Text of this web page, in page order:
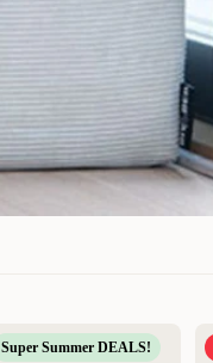
Super Summer DEALS!